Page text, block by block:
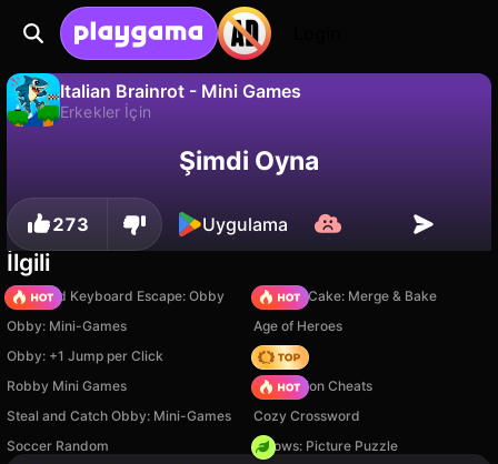
Italian Brainrot - Mini Games
Erkekler İçin
İlerlemeyi kaydet! Hayır
Şimdi Oyna
273 Uygulama
İlgili
+1 Speed Keyboard Escape: Obby
Piece of Cake: Merge & Bake
Obby: Mini-Games
Age of Heroes
Obby: +1 Jump per Click
Hedgies
Robby Mini Games
PVZ Fusion Cheats
Steal and Catch Obby: Mini-Games
Cozy Crossword
Soccer Random
Arrows: Picture Puzzle